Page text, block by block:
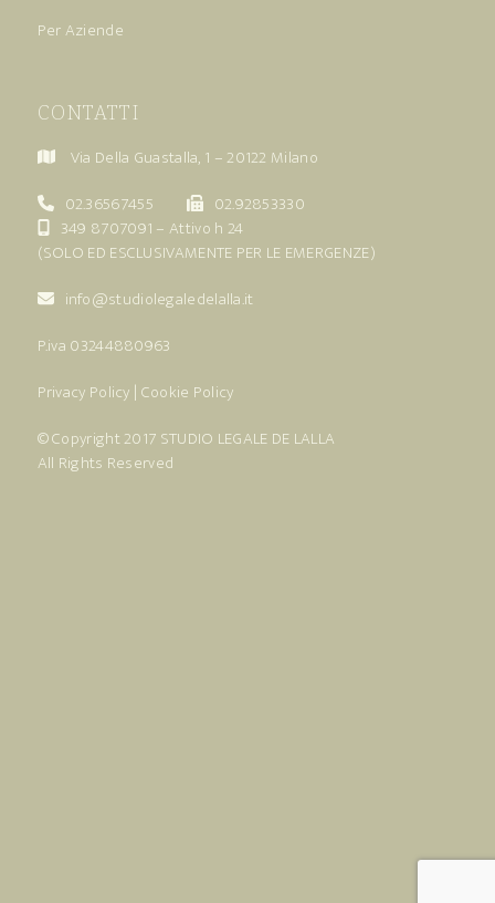
Per Aziende
CONTATTI
Via Della Guastalla, 1 – 20122 Milano
02.36567455
02.92853330
349 8707091 – Attivo h 24
(SOLO ED ESCLUSIVAMENTE PER LE EMERGENZE)
info@studiolegaledelalla.it
P.iva 03244880963
Privacy Policy | Cookie Policy
© Copyright 2017 STUDIO LEGALE DE LALLA
All Rights Reserved